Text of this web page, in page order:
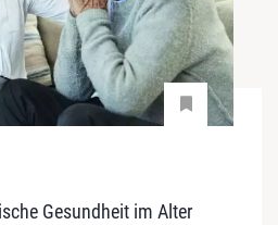
Gesundheit im Alter